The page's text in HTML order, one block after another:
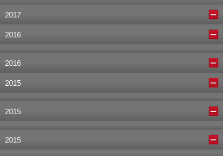
2017
2016
2016
2015
2015
2015